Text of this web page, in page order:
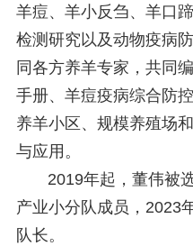
羊痘、羊小反刍、羊口
检测研究以及动物疫病
同各方养羊专家，共同
手册、羊痘疫病综合防
养羊小区、规模养殖场
与应用。
2019年起，董伟被
产业小分队成员，2023
队长。